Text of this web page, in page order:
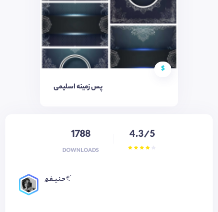
$
پس زمینه اسلیمی
1788
DOWNLOADS
4.3/5
حـنـیــفـھ 𓏲࣪